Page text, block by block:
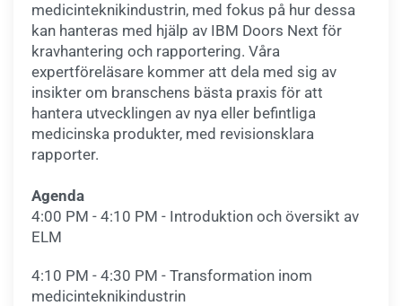
medicinteknikindustrin, med fokus på hur dessa
kan hanteras med hjälp av IBM Doors Next för
kravhantering och rapportering. Våra
expertföreläsare kommer att dela med sig av
insikter om branschens bästa praxis för att
hantera utvecklingen av nya eller befintliga
medicinska produkter, med revisionsklara
rapporter.
Agenda
4:00 PM - 4:10 PM - Introduktion och översikt av
ELM
4:10 PM - 4:30 PM - Transformation inom
medicinteknikindustrin